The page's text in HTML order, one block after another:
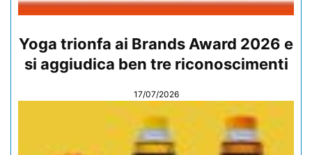
Yoga trionfa ai Brands Award 2026 e
si aggiudica ben tre riconoscimenti
17/07/2026